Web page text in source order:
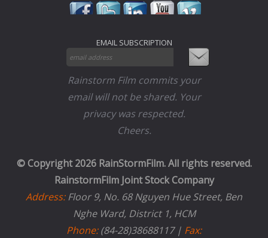
EMAIL SUBSCRIPTION
Rainstorm Film commits your
email will not be shared. Your
privacy was respected.
Cheers.
© Copyright 2026 RainStormFilm. All rights reserved.
RainstormFilm Joint Stock Company
Address:Floor 9, No. 68 Nguyen Hue Street, Ben
Nghe Ward, District 1, HCM
Phone:(84-28)38688117 | Fax: